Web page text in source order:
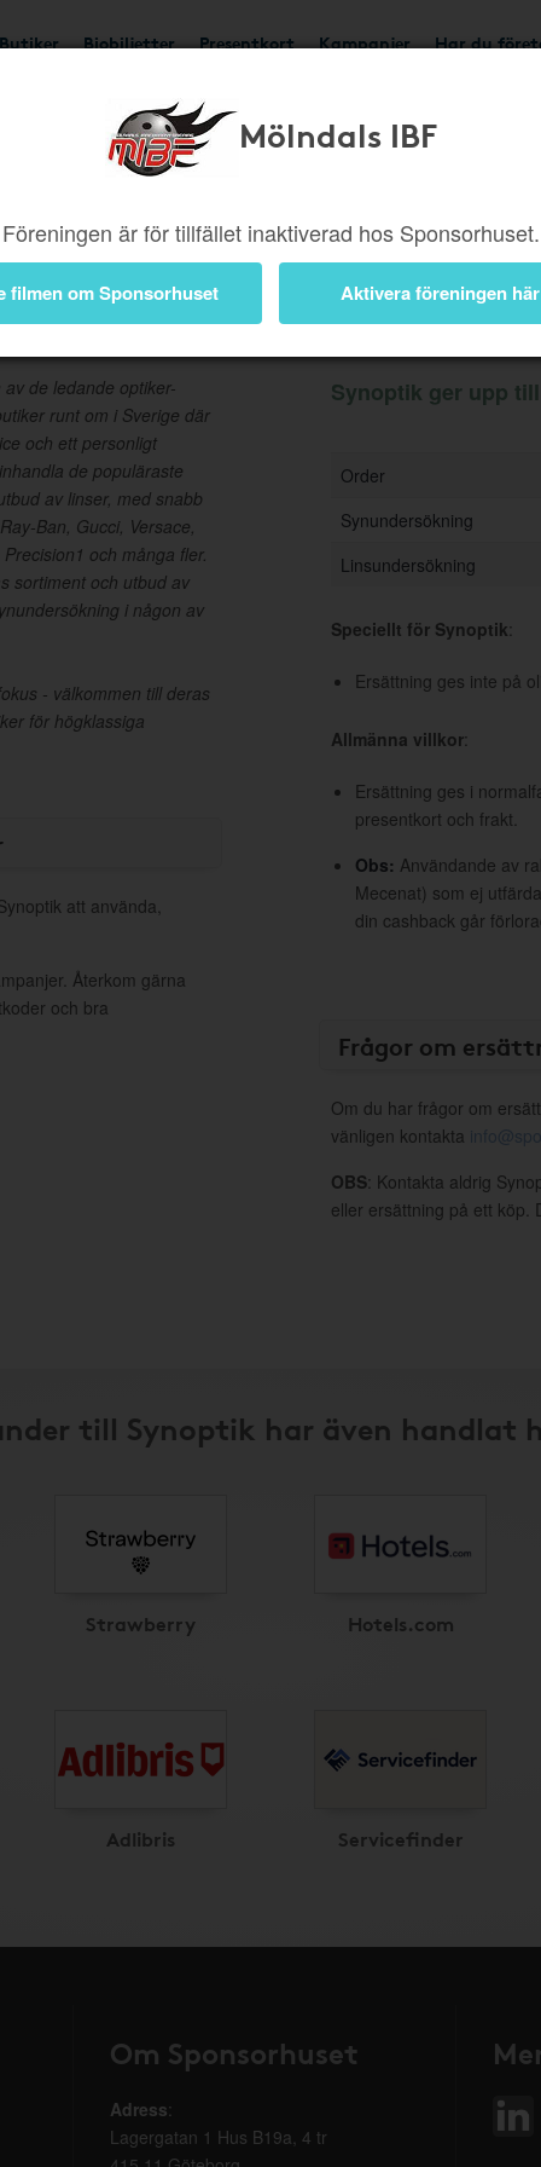
Butiker Biobiljetter Presentkort Kampanjer Har du
Mölndals IBF
Föreningen är för tillfället inaktiverad hos Sponsorhuset.
filmen om Sponsorhuset Aktivera föreningen här
Ger upp till 2,5%
de ledande optiker-
runt om i Sverige där
och ett personligt
de populäraste
av linser, med snabb
Ban, Gucci, Versace,
och många fler.
sortiment och utbud av
i någon av
- välkommen till deras
för högklassiga
att använda,
Återkom gärna
och bra
Information
Synoptik ger upp
Order
Synundersökning
Linsundersökning
Speciellt för Synoptik:
Ersättning ges inte på
Allmänna villkor:
Ersättning ges i
presentkort och frakt.
Obs: Användande av
Mecenat) som ej
din cashback går
Frågor om
Om du har frågor om
vänligen kontakta
OBS: Kontakta aldrig
eller ersättning på ett köp.
till Synoptik har även handlat
Strawberry Hotels.com
Adlibris Servicefinder
Om Sponsorhuset
Adress:
Lagergatan 1 Hus B19a, 4 tr